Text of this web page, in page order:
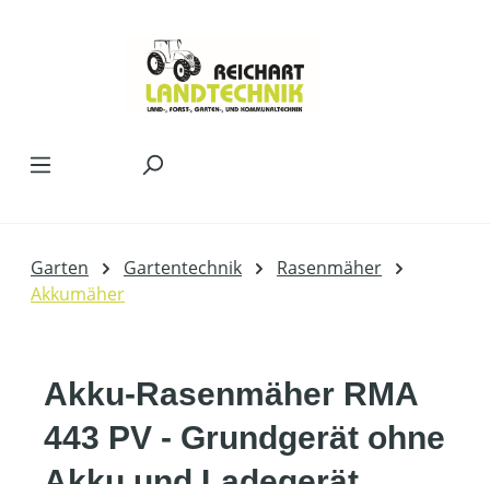
Garten Gartentechnik
Rasenmäher
Akkumäher
Akku-Rasenmäher RMA
443 PV - Grundgerät ohne